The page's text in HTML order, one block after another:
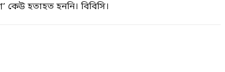
কেউ হতাহত হননি। বিবিসি।